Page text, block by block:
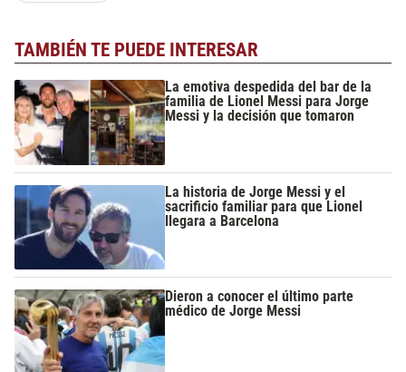
TAMBIÉN TE PUEDE INTERESAR
La emotiva despedida del bar de la
familia de Lionel Messi para Jorge
Messi y la decisión que tomaron
La historia de Jorge Messi y el
sacrificio familiar para que Lionel
llegara a Barcelona
Dieron a conocer el último parte
médico de Jorge Messi